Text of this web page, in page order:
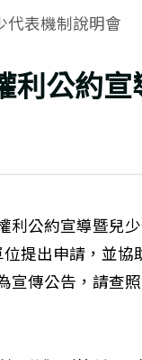
表機制說明會
公約宣
公約宣導暨兒
提出申請，並協
宣傳公告，請查照